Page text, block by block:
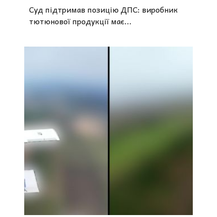
Суд підтримав позицію ДПС: виробник
тютюнової продукції має...